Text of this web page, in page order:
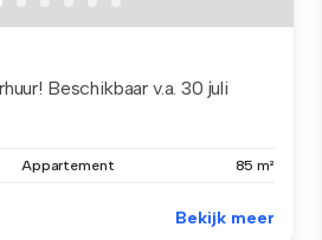
Beschikbaar v.a. 30 juli
Appartement 85 m²
Bekijk meer